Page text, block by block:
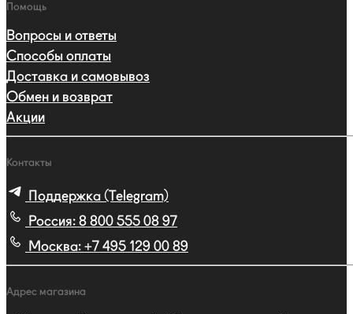
Помощь
Вопросы и ответы
Способы оплаты
Доставка и самовывоз
Обмен и возврат
Акции
Контакты
Поддержка (Telegram)
Россия: 8 800 555 08 97
Москва: +7 495 129 00 89
Адрес магазина